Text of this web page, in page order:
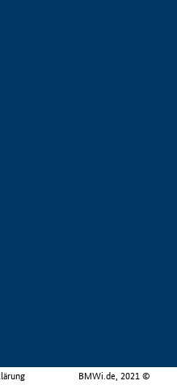
BMWi.de, 2021 ©